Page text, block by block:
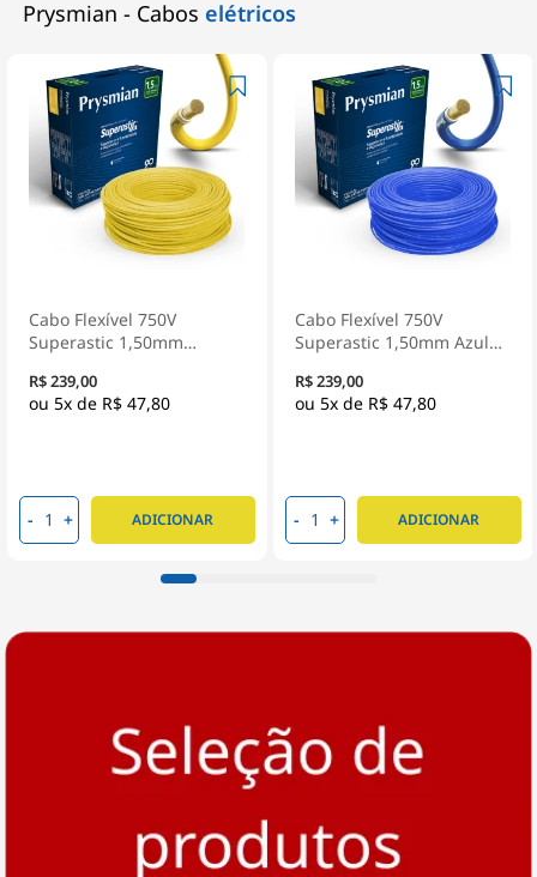
Prysmian - Cabos elétricos
Cabo Flexível 750V
Superastic 1,50mm
Prysmian
R$ 239,00
5x de R$ 47,80
- + ADICIONAR
Cabo Flexível 750V
Superastic 1,50mm Azul
R$ 239,00
5x de R$ 47,80
- + ADICIONAR